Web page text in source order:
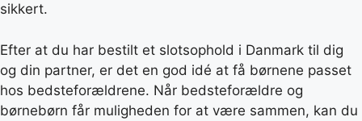
sikkert.
Efter at du har bestilt et slotsophold i Danmark til dig
og din partner, er det en god idé at få børnene passet
hos bedsteforældrene. Når bedsteforældre og
børnebørn får muligheden for at være sammen, kan du